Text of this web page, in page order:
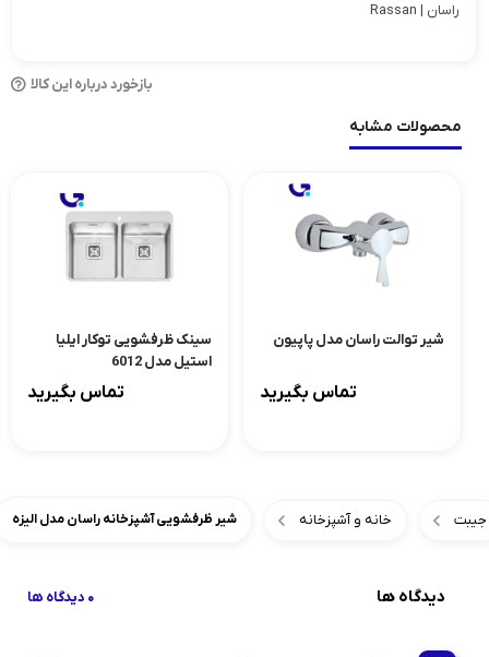
راسان | Rassan
بازخورد درباره این کالا
محصولات مشابه
شیر توالت راسان مدل پاپیون
تماس بگیرید
سینک ظرفشویی توکار ایلیا
استیل مدل 6012
تماس بگیرید
جیبت خانه و آشپزخانه شیر ظرفشویی آشپزخانه راسان مدل الیزه
دیدگاه ها 0 دیدگاه ها